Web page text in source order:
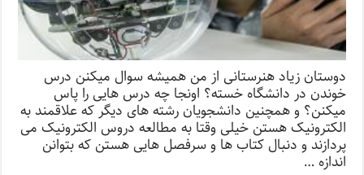
دوستان زیاد هنرستانی از من همیشه سوال میکنن درس
خوندن در دانشگاه خسته؟ اونجا چه درس هایی را پاس
میکنن؟ و همچنین دانشجویان رشته های دیگر که علاقمند به
الکترونیک هستن خیلی وقتا به مطالعه دروس الکترونیک می
پردازند و دنبال کتاب ها و سرفصل هایی هستن که بتوانن
اندازه …